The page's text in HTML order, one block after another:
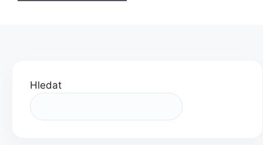
Hledat